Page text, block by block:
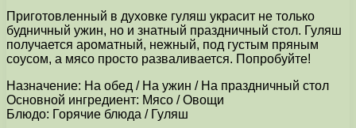
Приготовленный в духовке гуляш украсит не только
будничный ужин, но и знатный праздничный стол. Гуляш
получается ароматный, нежный, под густым пряным
соусом, а мясо просто разваливается. Попробуйте!
Назначение: На обед / На ужин / На праздничный стол
Основной ингредиент: Мясо / Овощи
Блюдо: Горячие блюда / Гуляш